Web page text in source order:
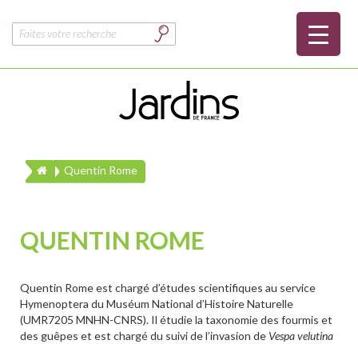
Rechercher :
Quentin Rome
QUENTIN ROME
Quentin Rome est chargé d’études scientifiques au service
Hymenoptera du Muséum National d’Histoire Naturelle
(UMR7205 MNHN-CNRS). Il étudie la taxonomie des fourmis et
des guêpes et est chargé du suivi de l’invasion de Vespa velutina